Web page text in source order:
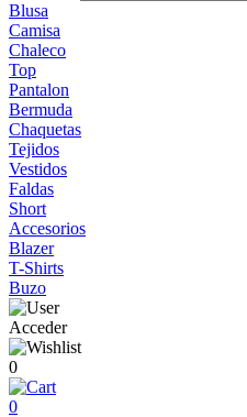
Blusa
Camisa
Chaleco
Top
Pantalon
Bermuda
Chaquetas
Tejidos
Vestidos
Faldas
Short
Accesorios
Blazer
T-Shirts
Buzo
Acceder
0
0